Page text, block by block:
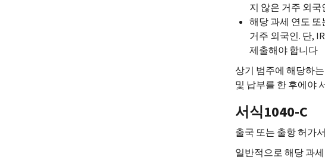
지 않은 거주 외
해당 과세 연도
거주 외국인. 단,
제출해야 합니다
상기 범주에 해당하
및 납부를 한 후에야
서식1040-C
출국 또는 출항 허가
일반적으로 해당 과